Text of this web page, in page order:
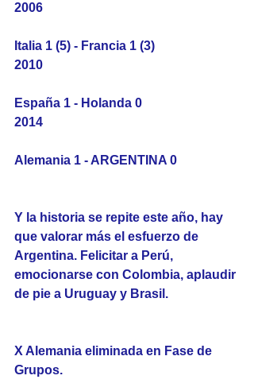
2006
Italia 1 (5) - Francia 1 (3)
2010
España 1 - Holanda 0
2014
Alemania 1 - ARGENTINA 0
Y la historia se repite este año, hay
que valorar más el esfuerzo de
Argentina. Felicitar a Perú,
emocionarse con Colombia, aplaudir
de pie a Uruguay y Brasil.
X Alemania eliminada en Fase de
Grupos.